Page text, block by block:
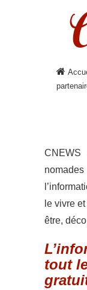
le vivre
être,
tout